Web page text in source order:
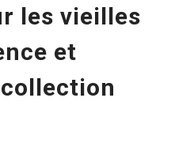
les vieilles
et
collection